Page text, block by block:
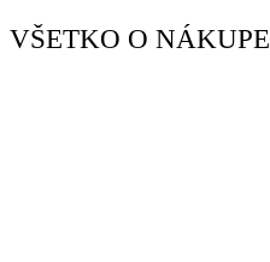
VŠETKO O NÁKUPE